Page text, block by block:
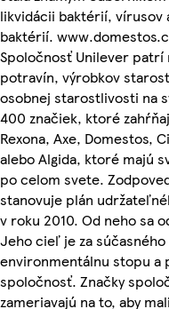
likvidácii baktérií, vírusov
baktérií.
Spoločnosť Unilever
potravín, výrobkov
osobnej starostlivosti na
400 značiek, ktoré
Rexona, Axe, Domestos,
alebo Algida, ktoré majú
po celom svete.
stanovuje plán
v roku 2010. Od neho sa
Jeho cieľ je za
environmentálnu stopu a
spoločnosť. Značky
zameriavajú na to, aby